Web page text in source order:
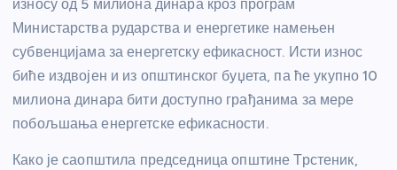
износу од 5 милиона динара кроз програм
Министарства рударства и енергетике намењен
субвенцијама за енергетску ефикасност. Исти износ
биће издвојен и из општинског буџета, па ће укупно 10
милиона динара бити доступно грађанима за мере
побољшања енергетске ефикасности.
Како је саопштила председница општине Трстеник,